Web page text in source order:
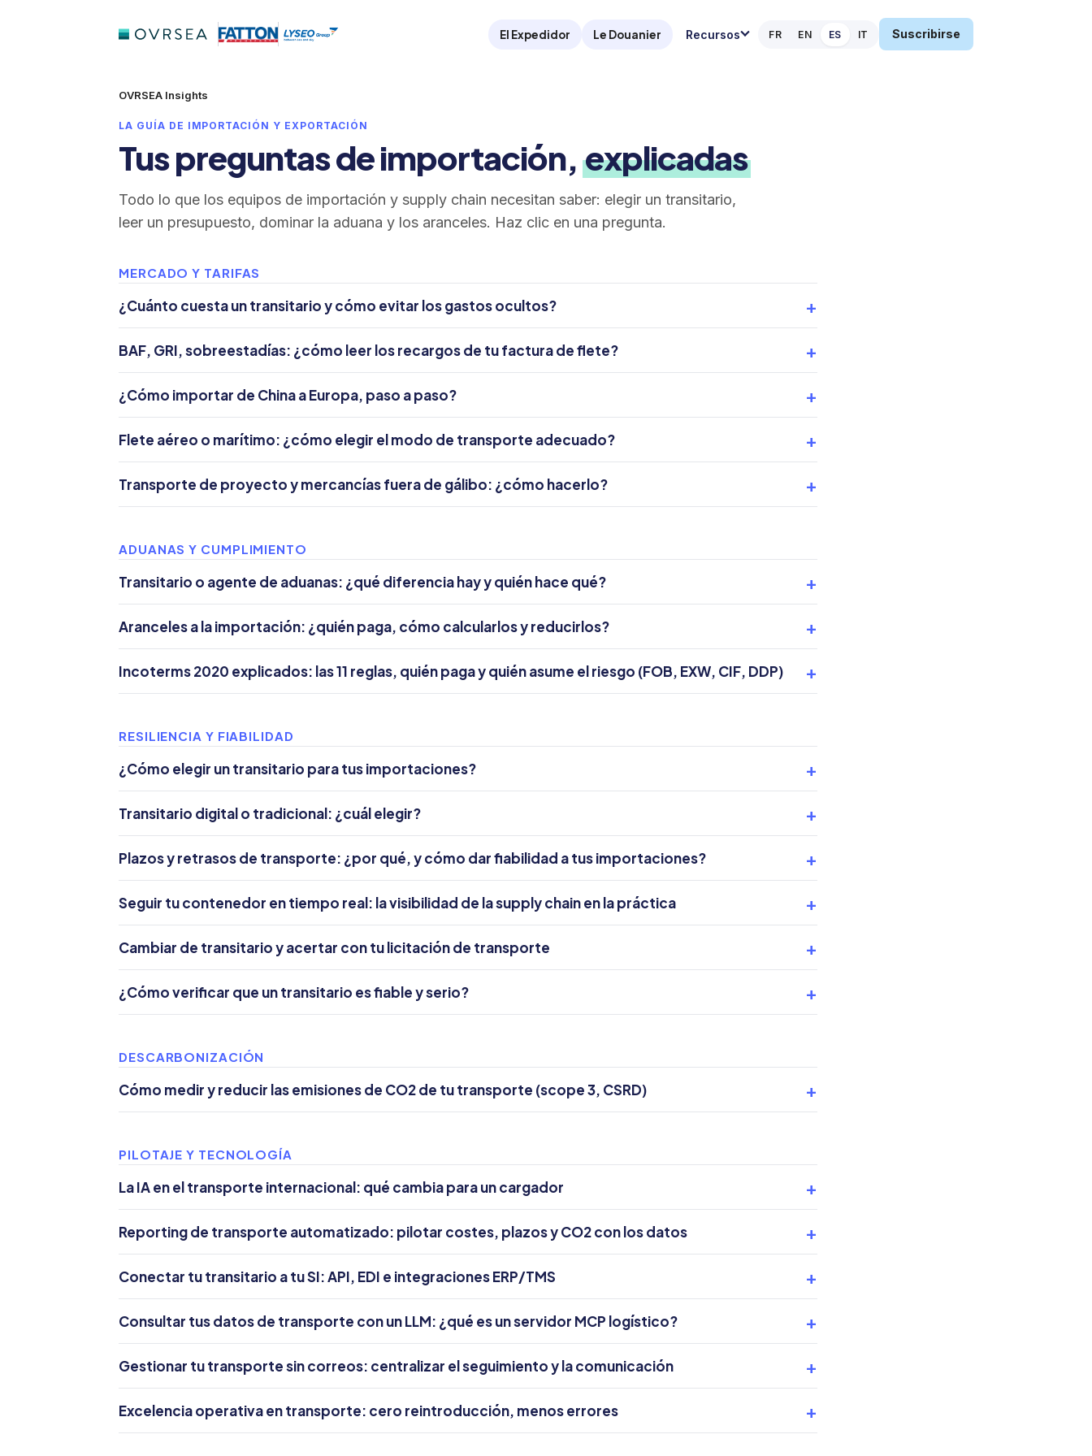
El Expedidor Le Douanier Recursos FR EN ES IT Suscribirse
OVRSEA Insights
LA GUÍA DE IMPORTACIÓN Y EXPORTACIÓN
Tus preguntas de importación, explicadas
Todo lo que los equipos de importación y supply chain necesitan saber: elegir un transitario,
leer un presupuesto, dominar la aduana y los aranceles. Haz clic en una pregunta.
MERCADO Y TARIFAS
¿Cuánto cuesta un transitario y cómo evitar los gastos ocultos?
BAF, GRI, sobreestadías: ¿cómo leer los recargos de tu factura de flete?
¿Cómo importar de China a Europa, paso a paso?
Flete aéreo o marítimo: ¿cómo elegir el modo de transporte adecuado?
Transporte de proyecto y mercancías fuera de gálibo: ¿cómo hacerlo?
ADUANAS Y CUMPLIMIENTO
Transitario o agente de aduanas: ¿qué diferencia hay y quién hace qué?
Aranceles a la importación: ¿quién paga, cómo calcularlos y reducirlos?
Incoterms 2020 explicados: las 11 reglas, quién paga y quién asume el riesgo (FOB, EXW, CIF, DDP)
RESILIENCIA Y FIABILIDAD
¿Cómo elegir un transitario para tus importaciones?
Transitario digital o tradicional: ¿cuál elegir?
Plazos y retrasos de transporte: ¿por qué, y cómo dar fiabilidad a tus importaciones?
Seguir tu contenedor en tiempo real: la visibilidad de la supply chain en la práctica
Cambiar de transitario y acertar con tu licitación de transporte
¿Cómo verificar que un transitario es fiable y serio?
DESCARBONIZACIÓN
Cómo medir y reducir las emisiones de CO2 de tu transporte (scope 3, CSRD)
PILOTAJE Y TECNOLOGÍA
La IA en el transporte internacional: qué cambia para un cargador
Reporting de transporte automatizado: pilotar costes, plazos y CO2 con los datos
Conectar tu transitario a tu SI: API, EDI e integraciones ERP/TMS
Consultar tus datos de transporte con un LLM: ¿qué es un servidor MCP logístico?
Gestionar tu transporte sin correos: centralizar el seguimiento y la comunicación
Excelencia operativa en transporte: cero reintroducción, menos errores